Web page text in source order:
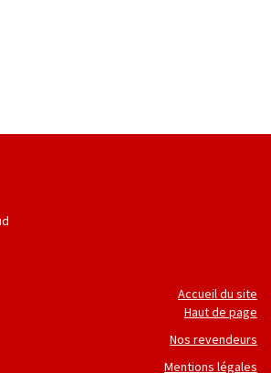
Accueil du site
Haut de page
Nos revendeurs
Mentions légales